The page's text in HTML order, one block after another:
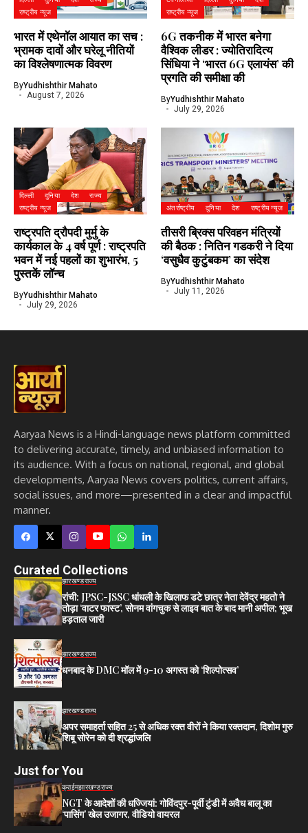
राष्ट्रीय न्यूज
भारत में एथेनॉल आयात का सच :
भ्रामक दावों और घरेलू नीतियों
का विश्लेषणात्मक विवरण
ByYudhishthir Mahato
August 7, 2026
राष्ट्रीय न्यूज
6G तकनीक में भारत बनेगा
वैश्विक लीडर : ज्योतिरादित्य
सिंधिया ने ‘भारत 6G एलायंस’ की
प्रगति की समीक्षा की
ByYudhishthir Mahato
July 29, 2026
दिल्ली दुनिया देश
राज्य
राष्ट्रीय न्यूज
राष्ट्रपति द्रौपदी मुर्मु के
कार्यकाल के 4 वर्ष पूर्ण : राष्ट्रपति
भवन में नई पहलों का शुभारंभ, 5
पुस्तकें लॉन्च
ByYudhishthir Mahato
July 29, 2026
अंतर्राष्ट्रीय दुनिया देश राष्ट्रीय न्यूज
तीसरी ब्रिक्स परिवहन मंत्रियों
की बैठक : नितिन गडकरी ने दिया
‘वसुधैव कुटुंबकम’ का संदेश
ByYudhishthir Mahato
July 11, 2026
Aaryaa News is a Hindi-language news platform committed
to delivering accurate, timely, and unbiased information to
its audience. With a focus on national, regional, and global
developments, Aaryaa News covers politics, current affairs,
social issues, and more—presented in a clear and impactful
manner.
Curated Collections
झारखण्डराज्य
रांची: JPSC-JSSC धांधली के खिलाफ डटे छात्र नेता देवेंद्र महतो ने
तोड़ा ‘वाटर फास्ट’, सोनम वांगचुक से लाइव बात के बाद मानी अपील; भूख
हड़ताल जारी
झारखण्डराज्य
धनबाद के DMC मॉल में 9-10 अगस्त को ‘शिल्पोत्सव’
झारखण्डराज्य
अपर समाहर्ता सहित 25 से अधिक रक्त वीरों ने किया रक्तदान, दिशोम गुरु
शिबू सोरेन को दी श्रद्धांजलि
Just for You
क्राईमझारखण्डराज्य
NGT के आदेशों की धज्जियां: गोविंदपुर-पूर्वी टुंडी में अवैध बालू का
‘पासिंग’ खेल उजागर, वीडियो वायरल